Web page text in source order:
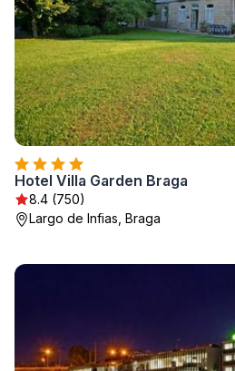
Hotel Villa Garden Braga
8.4 (750)
Largo de Infias, Braga